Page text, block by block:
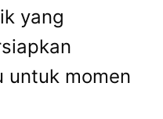
yang
untuk momen